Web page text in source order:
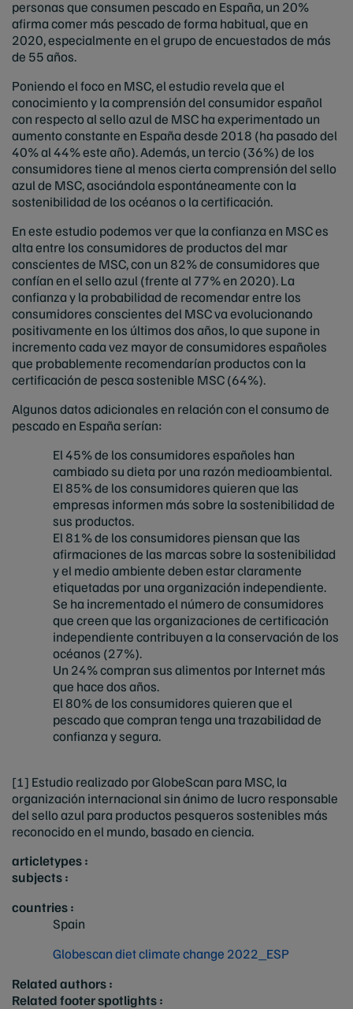
personas que consumen pescado en España, un 20%
afirma comer más pescado de forma habitual, que en
2020, especialmente en el grupo de encuestados de más
de 55 años.
Poniendo el foco en MSC, el estudio revela que el
conocimiento y la comprensión del consumidor español
con respecto al sello azul de MSC ha experimentado un
aumento constante en España desde 2018 (ha pasado del
40% al 44% este año). Además, un tercio (36%) de los
consumidores tiene al menos cierta comprensión del sello
azul de MSC, asociándola espontáneamente con la
sostenibilidad de los océanos o la certificación.
En este estudio podemos ver que la confianza en MSC es
alta entre los consumidores de productos del mar
conscientes de MSC, con un 82% de consumidores que
confían en el sello azul (frente al 77% en 2020). La
confianza y la probabilidad de recomendar entre los
consumidores conscientes del MSC va evolucionando
positivamente en los últimos dos años, lo que supone in
incremento cada vez mayor de consumidores españoles
que probablemente recomendarían productos con la
certificación de pesca sostenible MSC (64%).
Algunos datos adicionales en relación con el consumo de
pescado en España serían:
El 45% de los consumidores españoles han
cambiado su dieta por una razón medioambiental.
El 85% de los consumidores quieren que las
empresas informen más sobre la sostenibilidad de
sus productos.
El 81% de los consumidores piensan que las
afirmaciones de las marcas sobre la sostenibilidad
y el medio ambiente deben estar claramente
etiquetadas por una organización independiente.
Se ha incrementado el número de consumidores
que creen que las organizaciones de certificación
independiente contribuyen a la conservación de los
océanos (27%).
Un 24% compran sus alimentos por Internet más
que hace dos años.
El 80% de los consumidores quieren que el
pescado que compran tenga una trazabilidad de
confianza y segura.
[1] Estudio realizado por GlobeScan para MSC, la
organización internacional sin ánimo de lucro responsable
del sello azul para productos pesqueros sostenibles más
reconocido en el mundo, basado en ciencia.
articletypes :
subjects :
countries :
Spain
Globescan diet climate change 2022_ESP
Related authors :
Related footer spotlights :